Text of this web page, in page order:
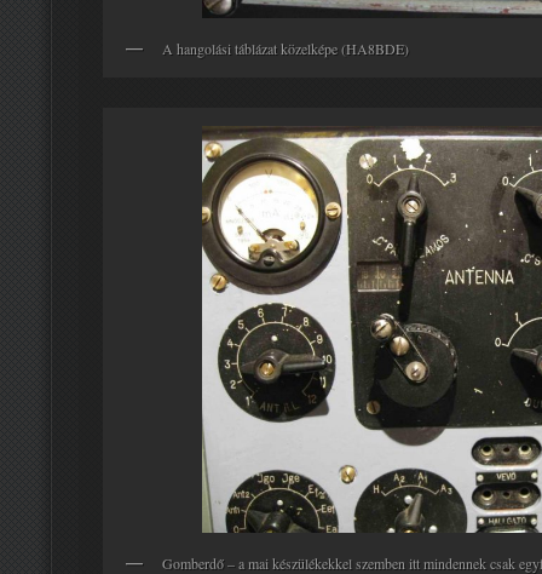
A hangolási táblázat közelképe (HA8BDE)
Gomberdő – a mai készülékekkel szemben itt mindennek csak